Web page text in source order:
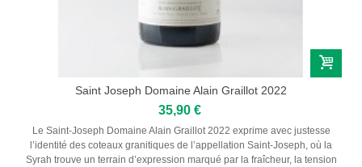
Saint Joseph Domaine Alain Graillot 2022
35,90 €
Le Saint-Joseph Domaine Alain Graillot 2022 exprime avec justesse
l’identité des coteaux granitiques de l’appellation Saint-Joseph, où la
Syrah trouve un terrain d’expression marqué par la fraîcheur, la tension